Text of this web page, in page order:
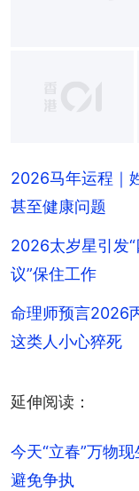
2026马年运程｜
甚至健康问题
2026太岁星引发
议”保住工作
命理师预言2026
这类人小心猝死
延伸阅读：
今天“立春”万物
避免争执